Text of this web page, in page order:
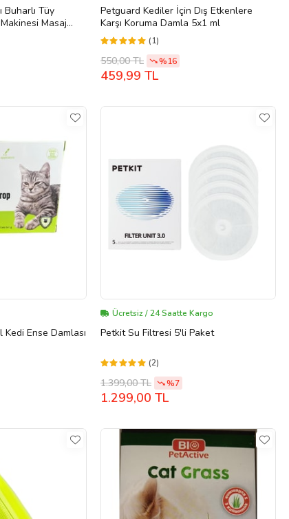
Buharlı Tüy
Masaj
Petguard Kediler İçin Dış Etkenlere
Karşı Koruma Damla 5x1 ml
(1)
550,00 TL %16
459,99 TL
Ense Damlası
Ücretsiz / 24 Saatte Kargo
Petkit Su Filtresi 5'li Paket
(2)
1.399,00 TL %7
1.299,00 TL